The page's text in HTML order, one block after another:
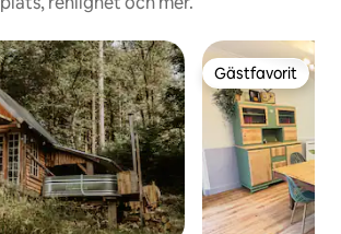
Gästfavorit
Gästfavorit